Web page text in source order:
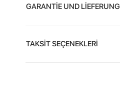
GARANTİE UND LİEFERUNG
TAKSİT SEÇENEKLERİ